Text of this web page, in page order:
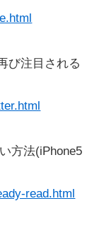
び注目される
方法(iPhone5
read.html